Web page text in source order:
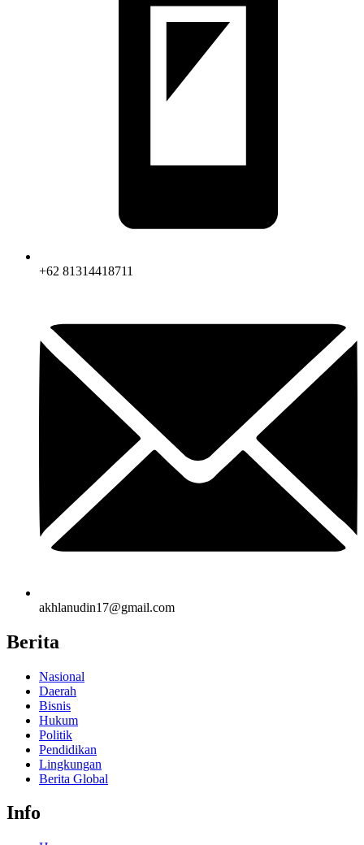
+62 81314418711
akhlanudin17@gmail.com
Berita
Nasional
Daerah
Bisnis
Hukum
Politik
Pendidikan
Lingkungan
Berita Global
Info